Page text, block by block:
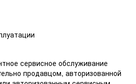
сервисное обслуживание
продавцом, авторизованной